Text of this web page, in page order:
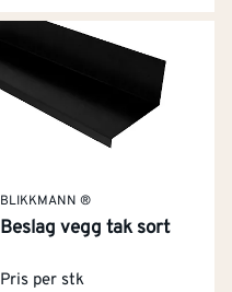
BLIKKMANN ®
Beslag vegg tak sort
Pris per stk